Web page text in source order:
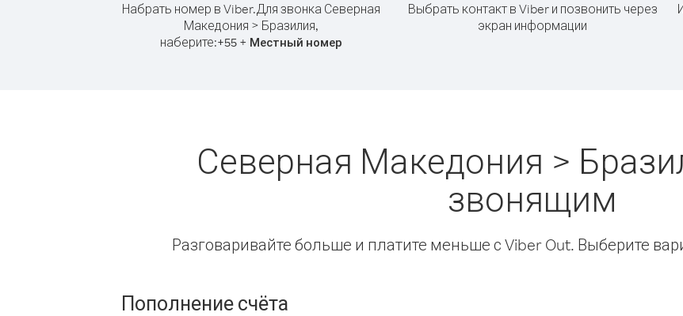
Набрать номер в Viber.Для звонка Северная
Македония > Бразилия,
наберите:+55 + Местный номер
Выбрать контакт в Viber и позвонить через
экран информации
Северная Македония >
звонящим
Разговаривайте больше и платите меньше с Viber Out. Выберите
Пополнение счёта